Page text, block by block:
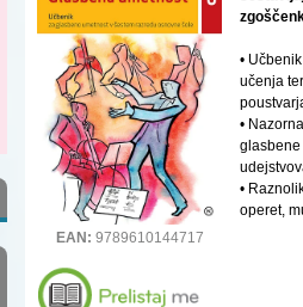
EAN: 9789610144717
•
učenja
•
•
operet,